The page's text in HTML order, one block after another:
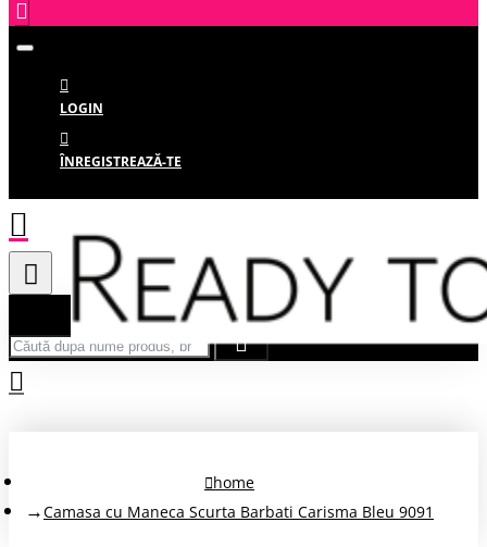
LOGIN
ÎNREGISTREAZĂ-TE
Căută după nume produs, brand...
home
Camasa cu Maneca Scurta Barbati Carisma Bleu 9091